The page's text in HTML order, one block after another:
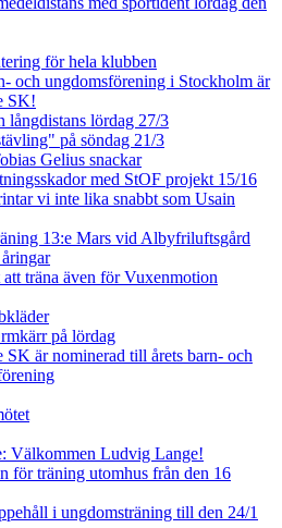
för hela klubben
och ungdomsförening i Stockholm är
SK!
långdistans lördag 27/3
på söndag 21/3
Gelius snackar
med StOF projekt 15/16
vi inte lika snabbt som Usain
13:e Mars vid Albyfriluftsgård
träna även för Vuxenmotion
på lördag
SK är nominerad till årets barn- och
Välkommen Ludvig Lange!
för träning utomhus från den 16
i ungdomsträning till den 24/1